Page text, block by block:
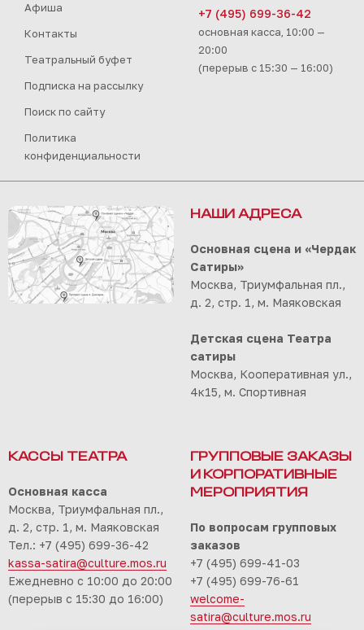
Афиша
Контакты
Театральный буфет
Подписка на рассылку
Поиск по сайту
Политика
конфиденциальности
+7 (495) 699-36-42
основная касса, 10:00 —
20:00
(перерыв с 15:30 — 16:00)
НАШИ АДРЕСА
Основная сцена и «Чердак
Сатиры»
Москва, Триумфальная пл.,
д. 2, стр. 1, м. Маяковская
Детская сцена Театра
сатиры
Москва, Кооперативная ул.,
4к15, м. Спортивная
КАССЫ ТЕАТРА
Основная касса
Москва, Триумфальная пл.,
д. 2, стр. 1, м. Маяковская
Тел.: +7 (495) 699-36-42
kassa-satira@culture.mos.ru
Ежедневно с 10:00 до 20:00
(перерыв с 15:30 до 16:00)
ГРУППОВЫЕ ЗАКАЗЫ
И КОРПОРАТИВНЫЕ
МЕРОПРИЯТИЯ
По вопросам групповых
заказов
+7 (495) 699-41-03
+7 (495) 699-76-61
welcome-
satira@culture.mos.ru